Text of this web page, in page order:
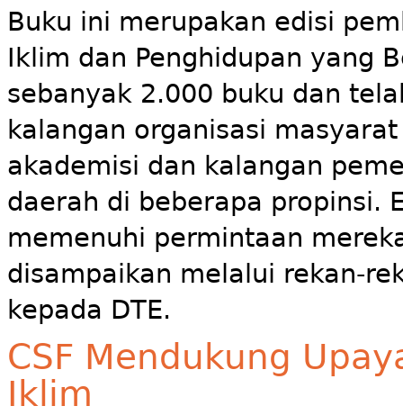
Buku ini merupakan edisi
Iklim dan Penghidupan yang
sebanyak 2.000 buku dan
kalangan organisasi
akademisi dan kalangan
daerah di beberapa propinsi.
memenuhi permintaan
disampaikan melalui rekan-
kepada DTE.
CSF Mendukung
Iklim